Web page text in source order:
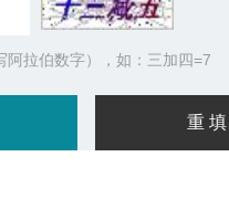
阿拉伯数字），如：三加四=7